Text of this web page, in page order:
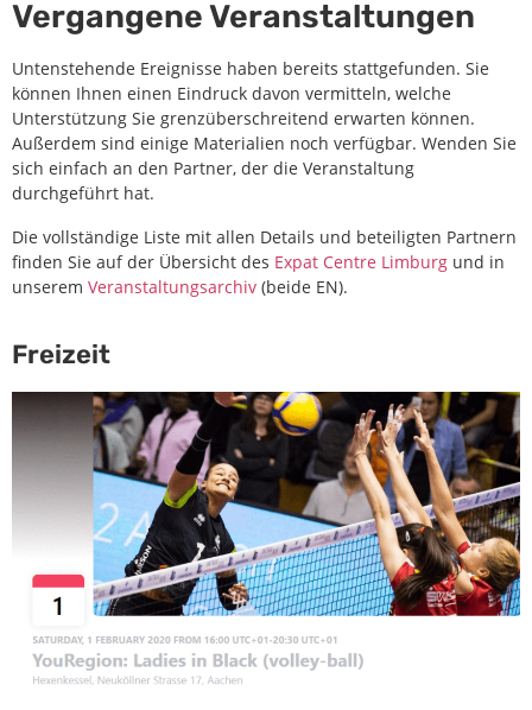
Vergangene Veranstaltungen
Untenstehende Ereignisse haben bereits stattgefunden. Sie
können Ihnen einen Eindruck davon vermitteln, welche
Unterstützung Sie grenzüberschreitend erwarten können.
Außerdem sind einige Materialien noch verfügbar. Wenden Sie
sich einfach an den Partner, der die Veranstaltung
durchgeführt hat.
Die vollständige Liste mit allen Details und beteiligten Partnern
finden Sie auf der Übersicht des Expat Centre Limburg und in
unserem Veranstaltungsarchiv (beide EN).
Freizeit